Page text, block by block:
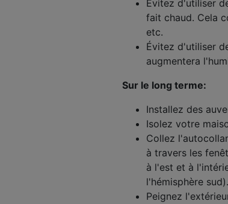
Évitez d'utiliser
fait chaud. Cela
etc.
Évitez d'utiliser
augmentera
Sur le long terme:
Installez des
Isolez votre
Collez
à travers les
à l'est et à
l'hémisphère sud).
Peignez